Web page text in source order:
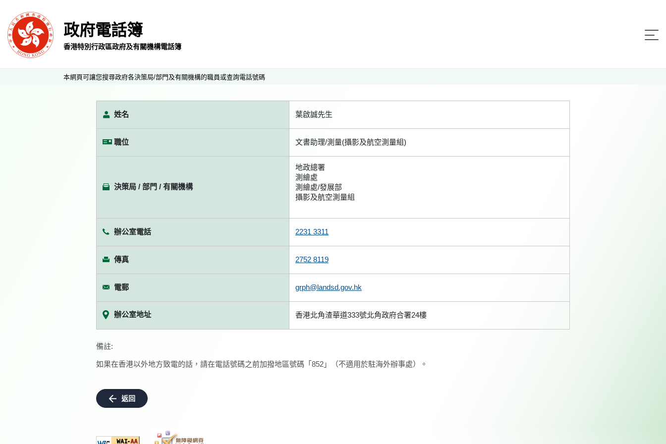
政府電話簿
香港特別行政區政府及有關機構電話簿
本網頁可讓您搜尋政府各決策局/部門及有關機構的職員或查詢電話號碼
姓名 葉啟誠先生
職位 文書助理/測量(攝影及航空測量組)
決策局 / 部門 / 有關機構
地政總署
測繪處
測繪處/發展部
攝影及航空測量組
辦公室電話 2231 3311
傳真 2752 8119
電郵 grph@landsd.gov.hk
辦公室地址 香港北角渣華道333號北角政府合署24樓
備註:
如果在香港以外地方致電的話，請在電話號碼之前加撥地區號碼「852」（不適用於駐海外辦事處）。
返回